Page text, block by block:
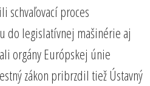
schvaľovací proces
do legislatívnej mašinérie aj
orgány Európskej únie
zákon pribrzdil tiež Ústavný